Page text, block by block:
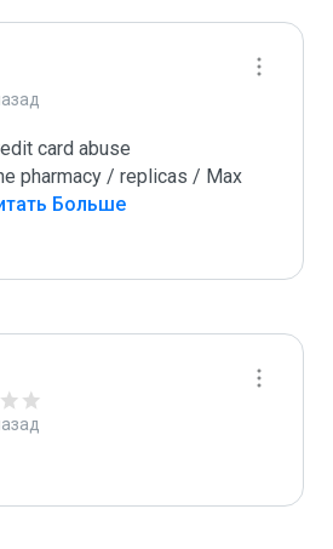
card abuse
pharmacy / replicas / Max
Больше